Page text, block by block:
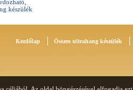
készülék
Kezdőlap Összes ultrahang készülék